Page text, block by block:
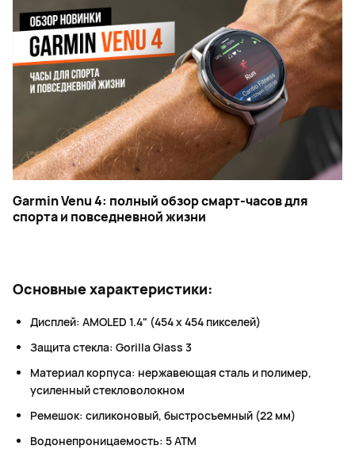
Garmin Venu 4: полный обзор смарт-часов для
спорта и повседневной жизни
Основные характеристики:
Дисплей: AMOLED 1.4" (454 x 454 пикселей)
Защита стекла: Gorilla Glass 3
Материал корпуса: нержавеющая сталь и полимер,
усиленный стекловолокном
Ремешок: силиконовый, быстросъемный (22 мм)
Водонепроницаемость: 5 ATM